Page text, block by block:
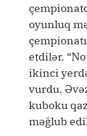
oyunluq
etdilər.
ikinci
vurdu.
kuboku
məğlub